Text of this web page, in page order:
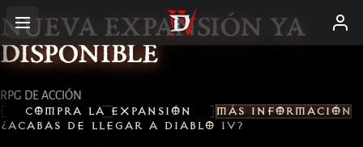
NUEVA EXPANSIÓN YA
DISPONIBLE
RPG DE ACCIÓN
COMPRA LA EXPANSIÓN
MÁS INFORMACIÓN
¿ACABAS DE LLEGAR A DIABLO IV?